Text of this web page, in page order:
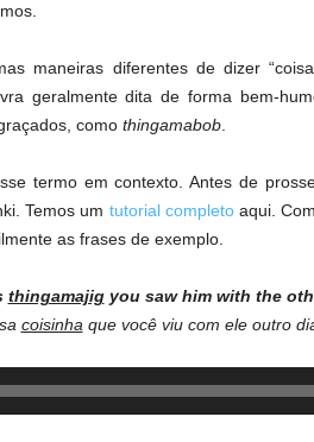
maneiras diferentes de dizer
geralmente dita de forma bem-
como thingamabob.
termo em contexto. Antes de
Temos um tutorial completoaqui.
as frases de exemplo.
thingamajigyou saw him with the
coisinha que você viu com ele outro